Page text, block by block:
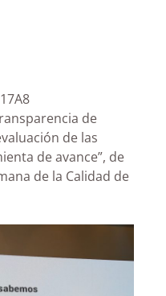
de
de las
de avance”, de
de la Calidad de